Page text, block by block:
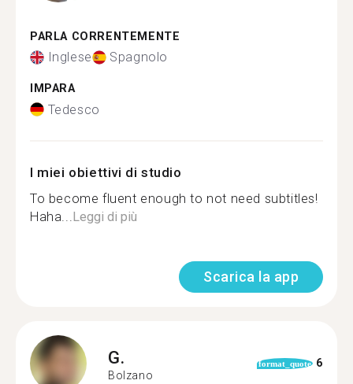
PARLA CORRENTEMENTE
Inglese Spagnolo
IMPARA
Tedesco
I miei obiettivi di studio
To become fluent enough to not need subtitles!
Haha... Leggi di più
Scarica la app
G.
Bolzano
format_quote 6